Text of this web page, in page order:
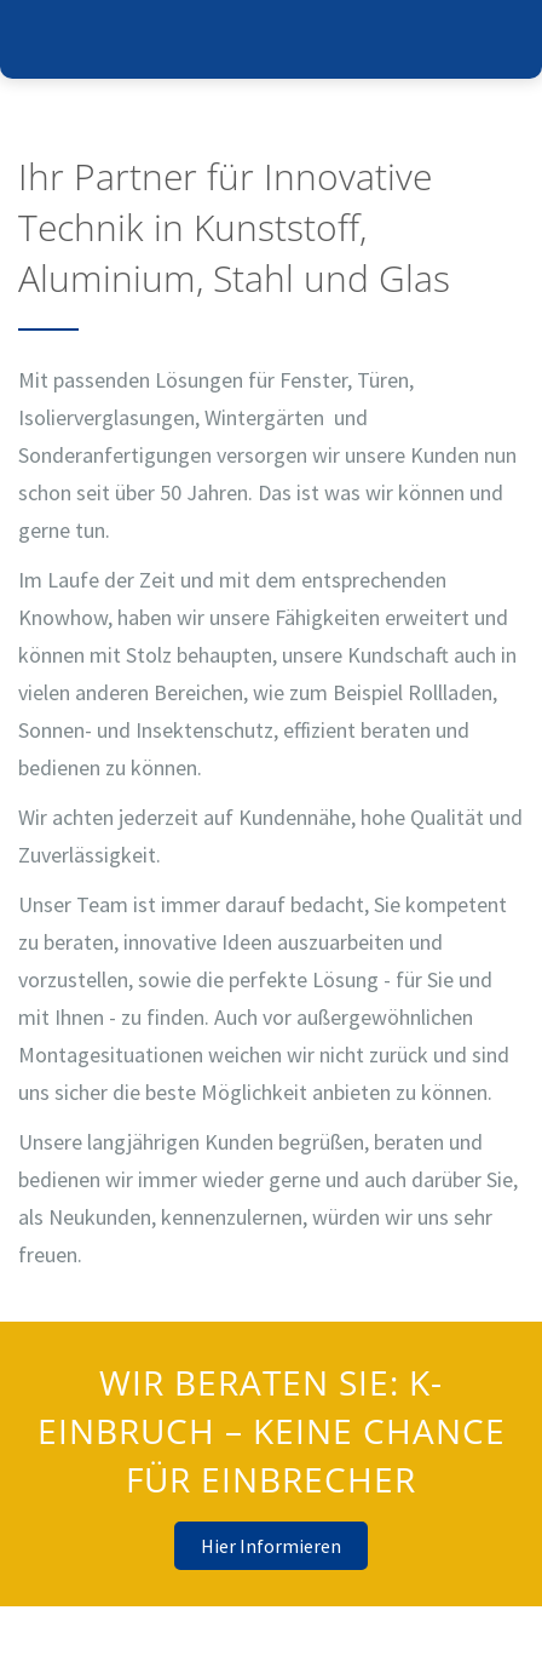
Ihr Partner für Innovative
Technik in Kunststoff,
Aluminium, Stahl und Glas
Mit passenden Lösungen für Fenster, Türen,
Isolierverglasungen, Wintergärten und
Sonderanfertigungen versorgen wir unsere Kunden nun
schon seit über 50 Jahren. Das ist was wir können und
gerne tun.
Im Laufe der Zeit und mit dem entsprechenden
Knowhow, haben wir unsere Fähigkeiten erweitert und
können mit Stolz behaupten, unsere Kundschaft auch in
vielen anderen Bereichen, wie zum Beispiel Rollladen,
Sonnen- und Insektenschutz, effizient beraten und
bedienen zu können.
Wir achten jederzeit auf Kundennähe, hohe Qualität und
Zuverlässigkeit.
Unser Team ist immer darauf bedacht, Sie kompetent
zu beraten, innovative Ideen auszuarbeiten und
vorzustellen, sowie die perfekte Lösung - für Sie und
mit Ihnen - zu finden. Auch vor außergewöhnlichen
Montagesituationen weichen wir nicht zurück und sind
uns sicher die beste Möglichkeit anbieten zu können.
Unsere langjährigen Kunden begrüßen, beraten und
bedienen wir immer wieder gerne und auch darüber Sie,
als Neukunden, kennenzulernen, würden wir uns sehr
freuen.
WIR BERATEN SIE: K-
EINBRUCH – KEINE CHANCE
FÜR EINBRECHER
Hier Informieren